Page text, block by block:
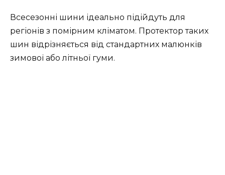
Всесезонні шини ідеально підійдуть для
регіонів з помірним кліматом. Протектор таких
шин відрізняється від стандартних малюнків
зимової або літньої гуми.